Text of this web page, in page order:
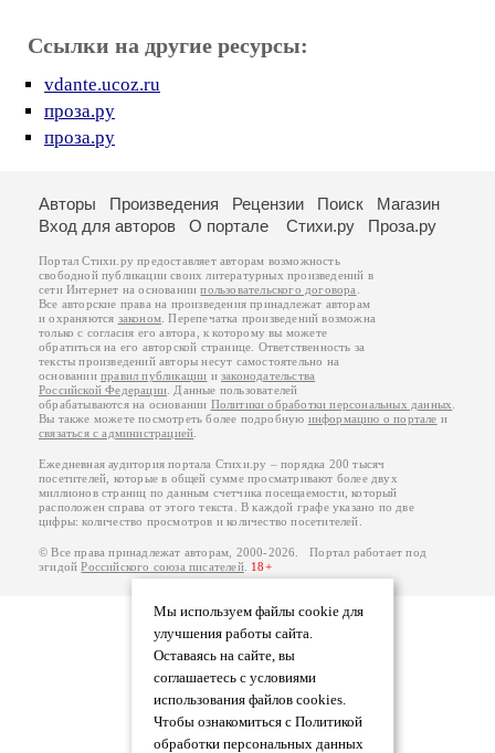
Ссылки на другие ресурсы:
vdante.ucoz.ru
проза.ру
проза.ру
Мы используем файлы cookie для
улучшения работы сайта.
Оставаясь на сайте, вы
соглашаетесь с условиями
использования файлов cookies.
Чтобы ознакомиться с Политикой
обработки персональных данных
Авторы Произведения Рецензии Поиск
Магазин
Вход для авторов
О портале Стихи.ру Проза.ру
Портал Стихи.ру предоставляет авторам возможность
свободной публикации своих литературных произведений в
сети Интернет на основаниипользовательского договора
Все авторские права на произведения принадлежат авторам
и охраняются законом . Перепечатка произведений возможна
только с согласия его автора, к которому вы можете
обратиться на его авторской странице. Ответственность за
тексты произведений авторы несут самостоятельно на
основанииправил публикации изаконодательства
Российской Федерации . Данные пользователей
обрабатываются на основании Политики обработки персональных данных
Вы также можете посмотреть более подробную информацию о портале и
связаться с администрацией
Ежедневная аудитория портала Стихи.ру – порядка 200 тысяч
посетителей, которые в общей сумме просматривают более двух
миллионов страниц по данным счетчика посещаемости, который
расположен справа от этого текста. В каждой графе указано по две
цифры: количество просмотров и количество посетителей.
© Все права принадлежат авторам, 2000-2026. Портал работает под
эгидойРоссийского союза писателей. 18+